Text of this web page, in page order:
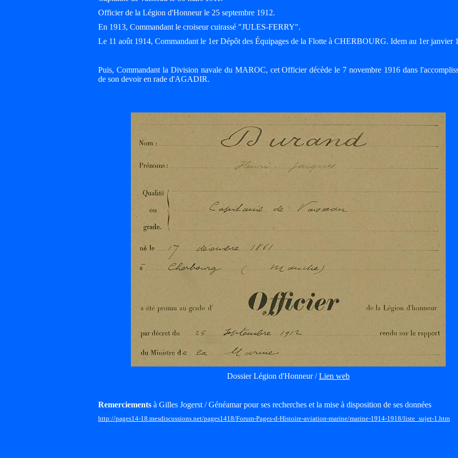
Officier de la Légion d'Honneur le 25 septembre 1912.
En 1913, Commandant le croiseur cuirassé "JULES-FERRY".
Le 11 août 1914, Commandant le 1er Dépôt des Équipages de la Flotte à CHERBOURG. Idem au 1er janvier
Puis, Commandant la Division navale du MAROC, cet Officier décède le 7 novembre 1916 dans
de son devoir en rade d'AGADIR.
Dossier Légion d'Honneur /Lien web
Remerciements à Gilles Jogerst / Généamar pour ses recherches et la mise à disposition de ses données
http://pages14-18.mesdiscussions.net/pages1418/Forum-Pages-d-Histoire-aviation-marine/marine-1914-1918/liste_sujet-1.htm